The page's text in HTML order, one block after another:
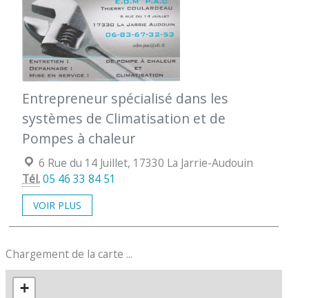
Entrepreneur spécialisé dans les
systèmes de Climatisation et de
Pompes à chaleur
Localisation :
6 Rue du 14 Juillet, 17330 La Jarrie-Audouin
Tél.05 46 33 84 51
VOIR PLUS
Chargement de la carte ...
+